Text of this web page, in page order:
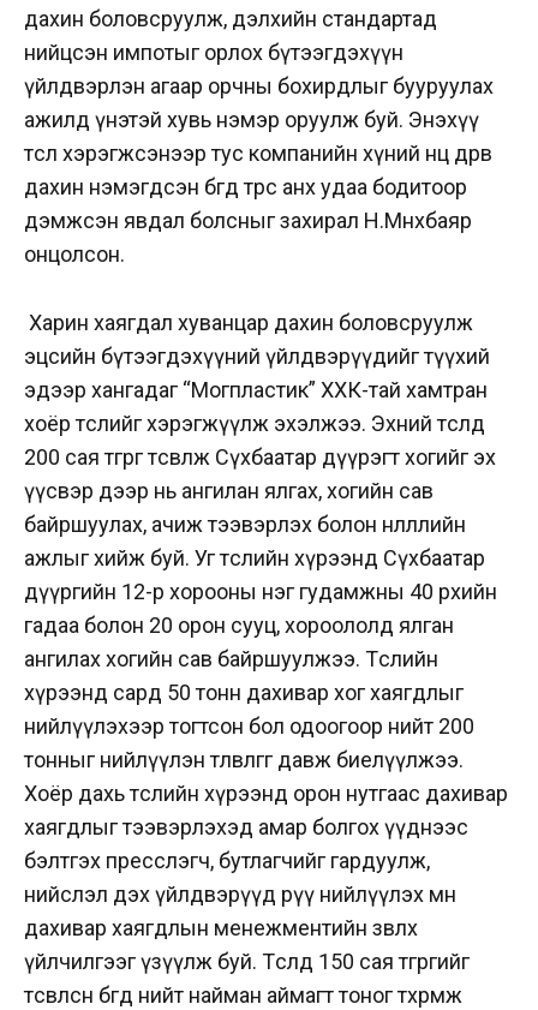
дахин боловсруулж, дэлхийн стандартад
нийцсэн импотыг орлох бүтээгдэхүүн
үйлдвэрлэн агаар орчны бохирдлыг бууруулах
ажилд үнэтэй хувь нэмэр оруулж буй. Энэхүү
төсөл хэрэгжсэнээр тус компанийн хүний нөөц дөрөв
дахин нэмэгдсэн бөгөөд төрөөс анх удаа бодитоор
дэмжсэн явдал болсныг захирал Н.Мөнхбаяр
онцолсон.
Харин хаягдал хуванцар дахин боловсруулж
эцсийн бүтээгдэхүүний үйлдвэрүүдийг түүхий
эдээр хангадаг “Могпластик” ХХК-тай хамтран
хоёр төслийг хэрэгжүүлж эхэлжээ. Эхний төсөлд
200 сая төгрөг төсөвлөж Сүхбаатар дүүрэгт хогийг эх
үүсвэр дээр нь ангилан ялгах, хогийн сав
байршуулах, ачиж тээвэрлэх болон нөлөөллийн
ажлыг хийж буй. Уг төслийн хүрээнд Сүхбаатар
дүүргийн 12-р хорооны нэг гудамжны 40 өрхийн
гадаа болон 20 орон сууц, хороололд ялган
ангилах хогийн сав байршуулжээ. Төслийн
хүрээнд сард 50 тонн дахивар хог хаягдлыг
нийлүүлэхээр тогтсон бол одоогоор нийт 200
тонныг нийлүүлэн төлөвлөгөөгөө давж биелүүлжээ.
Хоёр дахь төслийн хүрээнд орон нутгаас дахивар
хаягдлыг тээвэрлэхэд амар болгох үүднээс
бэлтгэх пресслэгч, бутлагчийг гардуулж,
нийслэл дэх үйлдвэрүүд рүү нийлүүлэх мөн
дахивар хаягдлын менежментийн зөвлөх
үйлчилгээг үзүүлж буй. Төсөлд 150 сая төгрөгийг
төсөвлөсөн бөгөөд нийт найман аймагт тоног төхөөрөмж